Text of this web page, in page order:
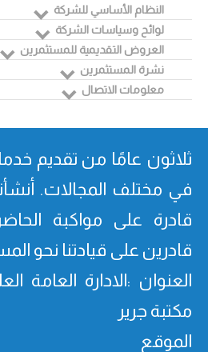
النظام الأساسي للشركة
لوائح وسياسات الشركة
العروض التقديمية للمستثمرين
نشرة المستثمرين
معلومات الاتصال
ثلاثون عامًا من تقدیم
في مختلف المجالات.
قادرة على مواكبة
قادرین على قیادتنا نحو
العنوان :الادارة العامة
مكتبة جرير
الموقع